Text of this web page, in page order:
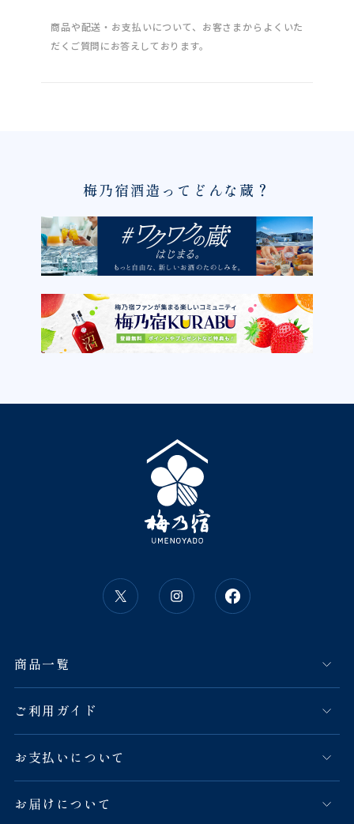
商品や配送・お支払いについて、お客さまからよくいた
だくご質問にお答えしております。
梅乃宿酒造ってどんな蔵？
商品一覧
ご利用ガイド
お支払いについて
お届けについて